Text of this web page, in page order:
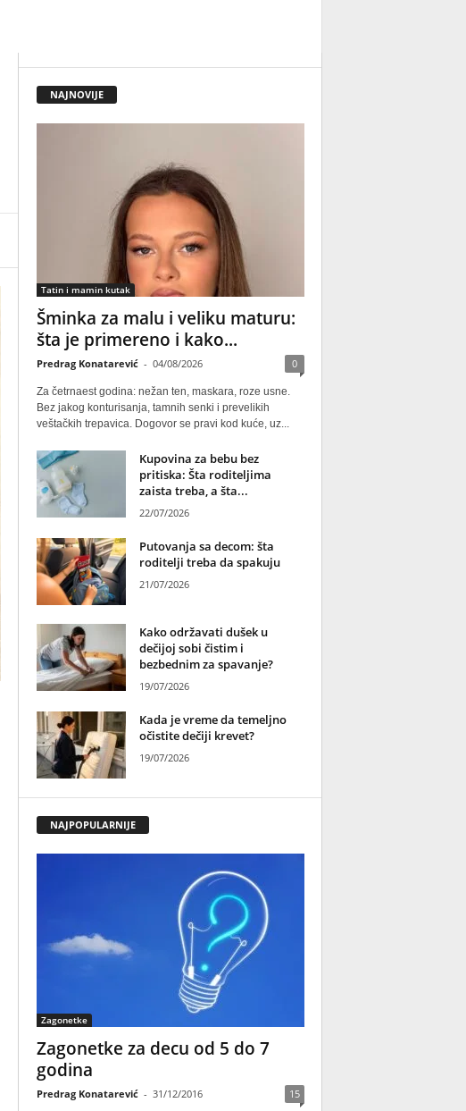
NAJNOVIJE
Tatin i mamin kutak
Šminka za malu i veliku maturu:
šta je primereno i kako...
Predrag Konatarević - 04/08/2026 0
Za četrnaest godina: nežan ten, maskara, roze usne.
Bez jakog konturisanja, tamnih senki i prevelikih
veštačkih trepavica. Dogovor se pravi kod kuće, uz...
Kupovina za bebu bez
pritiska: Šta roditeljima
zaista treba, a šta...
22/07/2026
Putovanja sa decom: šta
roditelji treba da spakuju
21/07/2026
Kako održavati dušek u
dečijoj sobi čistim i
bezbednim za spavanje?
19/07/2026
Kada je vreme da temeljno
očistite dečiji krevet?
19/07/2026
NAJPOPULARNIJE
Zagonetke
Zagonetke za decu od 5 do 7
godina
Predrag Konatarević - 31/12/2016 15